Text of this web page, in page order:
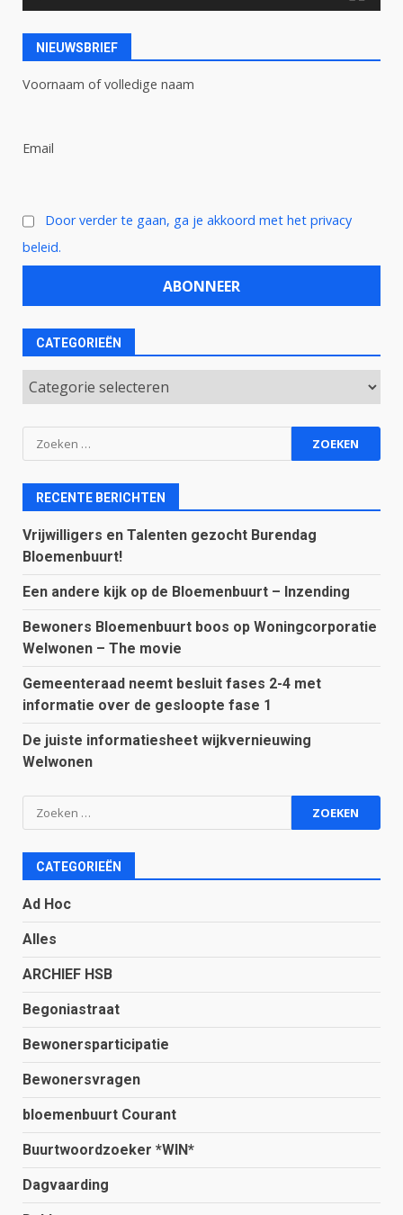
NIEUWSBRIEF
Voornaam of volledige naam
Email
Door verder te gaan, ga je akkoord met het privacy
beleid.
CATEGORIEËN
Categorieën
Zoeken
naar:
RECENTE BERICHTEN
Vrijwilligers en Talenten gezocht Burendag
Bloemenbuurt!
Een andere kijk op de Bloemenbuurt – Inzending
Bewoners Bloemenbuurt boos op Woningcorporatie
Welwonen – The movie
Gemeenteraad neemt besluit fases 2-4 met
informatie over de gesloopte fase 1
De juiste informatiesheet wijkvernieuwing
Welwonen
Zoeken
naar:
CATEGORIEËN
Ad Hoc
Alles
ARCHIEF HSB
Begoniastraat
Bewonersparticipatie
Bewonersvragen
bloemenbuurt Courant
Buurtwoordzoeker *WIN*
Dagvaarding